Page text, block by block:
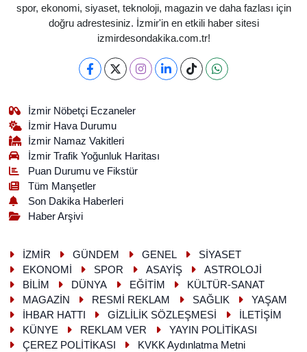
spor, ekonomi, siyaset, teknoloji, magazin ve daha fazlası için
doğru adrestesiniz. İzmir'in en etkili haber sitesi
izmirdesondakika.com.tr!
İzmir Nöbetçi Eczaneler
İzmir Hava Durumu
İzmir Namaz Vakitleri
İzmir Trafik Yoğunluk Haritası
Puan Durumu ve Fikstür
Tüm Manşetler
Son Dakika Haberleri
Haber Arşivi
İZMİR GÜNDEM GENEL
SİYASET
EKONOMİ
SPOR ASAYİŞ
ASTROLOJİ
BİLİM
DÜNYA EĞİTİM
KÜLTÜR-SANAT
MAGAZİN
RESMİ REKLAM SAĞLIK
YAŞAM
İHBAR HATTI
GİZLİLİK SÖZLEŞMESİ
İLETİŞİM
KÜNYE
REKLAM VER
YAYIN POLİTİKASI
ÇEREZ POLİTİKASI
KVKK Aydınlatma Metni